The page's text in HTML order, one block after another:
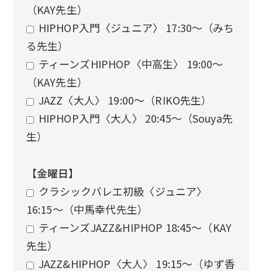
（KAY先生）
HIPHOP入門〈ジュニア〉 17:30〜（みち
る先生）
ティーンズHIPHOP〈中高生〉 19:00〜
（KAY先生）
JAZZ〈大人〉 19:00〜（RIKO先生）
HIPHOP入門〈大人〉 20:45〜（Souya先
生）
【金曜日】
クラシックバレエ初級〈ジュニア〉
16:15〜（中馬幸代先生）
ティーンズJAZZ&HIPHOP 18:45〜（KAY
先生）
JAZZ&HIPHOP〈大人〉 19:15〜（ゆず香